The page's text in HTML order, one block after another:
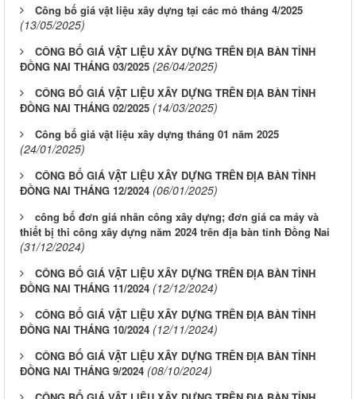
Công bố giá vật liệu xây dựng tại các mỏ tháng 4/2025
(13/05/2025)
CÔNG BỐ GIÁ VẬT LIỆU XÂY DỰNG TRÊN ĐỊA BÀN TỈNH
ĐỒNG NAI THÁNG 03/2025 (26/04/2025)
CÔNG BỐ GIÁ VẬT LIỆU XÂY DỰNG TRÊN ĐỊA BÀN TỈNH
ĐỒNG NAI THÁNG 02/2025 (14/03/2025)
Công bố giá vật liệu xây dựng tháng 01 năm 2025
(24/01/2025)
CÔNG BỐ GIÁ VẬT LIỆU XÂY DỰNG TRÊN ĐỊA BÀN TỈNH
ĐỒNG NAI THÁNG 12/2024 (06/01/2025)
công bố đơn giá nhân công xây dựng; đơn giá ca máy và
thiết bị thi công xây dựng năm 2024 trên địa bàn tỉnh Đồng Nai
(31/12/2024)
CÔNG BỐ GIÁ VẬT LIỆU XÂY DỰNG TRÊN ĐỊA BÀN TỈNH
ĐỒNG NAI THÁNG 11/2024 (12/12/2024)
CÔNG BỐ GIÁ VẬT LIỆU XÂY DỰNG TRÊN ĐỊA BÀN TỈNH
ĐỒNG NAI THÁNG 10/2024 (12/11/2024)
CÔNG BỐ GIÁ VẬT LIỆU XÂY DỰNG TRÊN ĐỊA BÀN TỈNH
ĐỒNG NAI THÁNG 9/2024 (08/10/2024)